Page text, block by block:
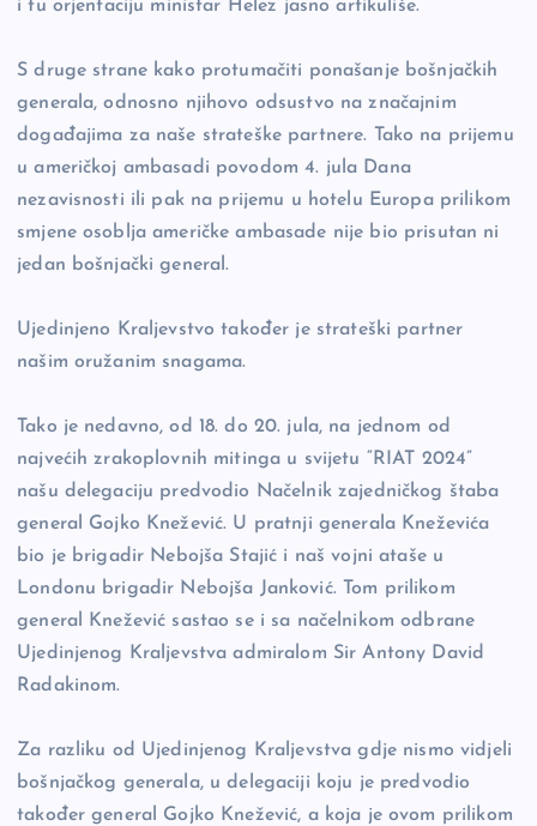
i tu orjentaciju ministar Helez jasno artikuliše.
S druge strane kako protumačiti ponašanje bošnjačkih
generala, odnosno njihovo odsustvo na značajnim
događajima za naše strateške partnere. Tako na prijemu
u američkoj ambasadi povodom 4. jula Dana
nezavisnosti ili pak na prijemu u hotelu Europa prilikom
smjene osoblja američke ambasade nije bio prisutan ni
jedan bošnjački general.
Ujedinjeno Kraljevstvo također je strateški partner
našim oružanim snagama.
Tako je nedavno, od 18. do 20. jula, na jednom od
najvećih zrakoplovnih mitinga u svijetu “RIAT 2024”
našu delegaciju predvodio Načelnik zajedničkog štaba
general Gojko Knežević. U pratnji generala Kneževića
bio je brigadir Nebojša Stajić i naš vojni ataše u
Londonu brigadir Nebojša Janković. Tom prilikom
general Knežević sastao se i sa načelnikom odbrane
Ujedinjenog Kraljevstva admiralom Sir Antony David
Radakinom.
Za razliku od Ujedinjenog Kraljevstva gdje nismo vidjeli
bošnjačkog generala, u delegaciji koju je predvodio
također general Gojko Knežević, a koja je ovom prilikom